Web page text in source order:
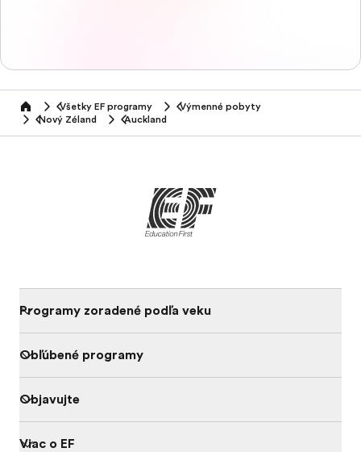
home Všetky EF programy
Výmenné pobyty
Nový Zéland
Auckland
Programy zoradené podľa veku
Obľúbené programy
Objavujte
Viac o EF